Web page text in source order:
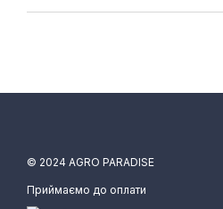
© 2024 AGRO PARADISE
Приймаємо до оплати